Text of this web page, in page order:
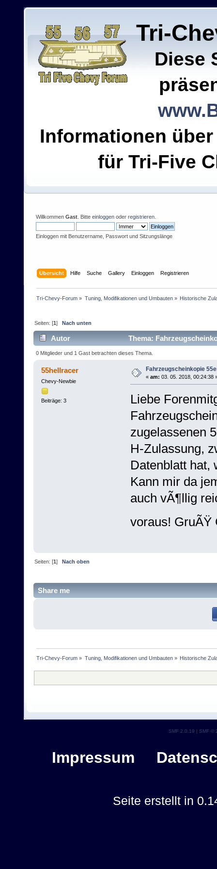
Tri-
Diese
Informationen
für Tri-Five
Willkommen Gast . Bitte einloggen oder registrieren
Einloggen mit Benutzername, Passwort und Sitzungslänge
Übersicht Hilfe Suche Gallery Einloggen Registrieren
Tri-Chevy-Forum » Tuning, Modifikationen und Umbauten» Historische
Seiten: [1] Nach unten
Autor Thema:
0 Mitglieder und 1 Gast betrachten dieses Thema.
55hellracer
Chevy-Newbie
Beiträge: 3
Fahrzeugscheinkopie
« am: 03. 05. 2018, 00:24:38
Liebe
zugelassenen
H-Zulassung,
Datenblatt hat,
Kann mir da
auch vÃ¶llig
voraus!
Seiten: [1]Nach oben
Share me
Tri-Chevy-Forum » Tuning, Modifikationen und Umbauten» Historische
SMF 2.0.19
SMF ©
Impressum
Seite erstellt in